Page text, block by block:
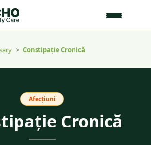
> Constipație Cronică
Afecțiuni
Cronică